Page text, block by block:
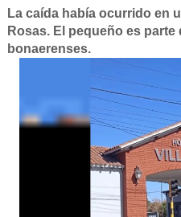
La caída había ocurrido en
Rosas. El pequeño es
bonaerenses.